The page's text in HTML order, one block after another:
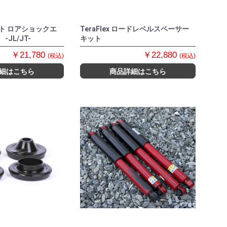
ロアショックエ
-JL/JT-
￥21,780(税込)
はこちら
TeraFlex ロードレベルスペーサー
キット
￥22,880 (税込)
商品詳細はこちら